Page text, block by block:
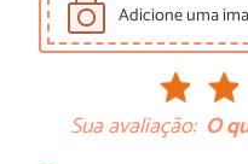
Adicione uma
Sua avaliação: O